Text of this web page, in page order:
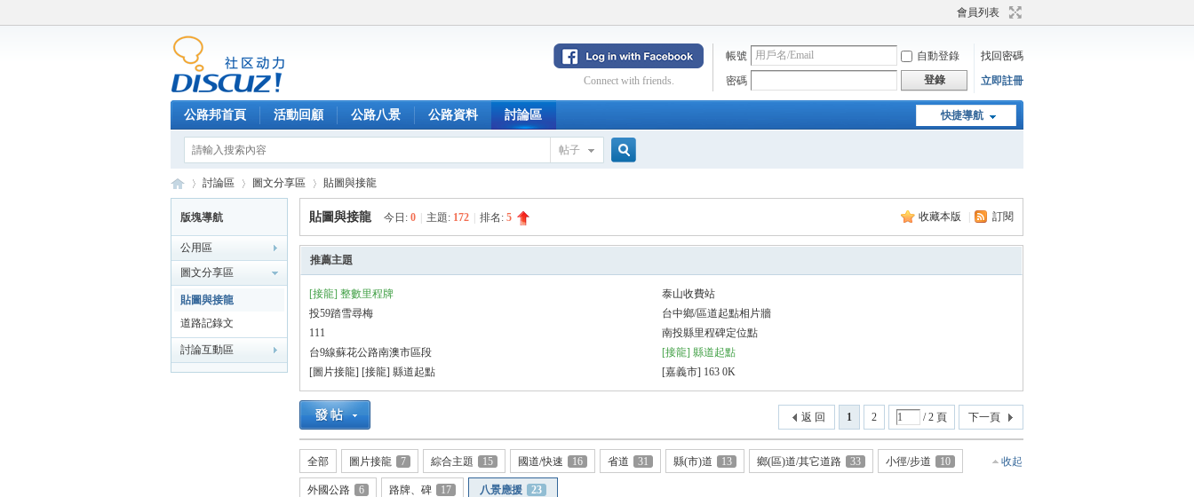
會員列表
帳號 自動登錄
找回密碼
密碼
登錄 立即註冊
Connect with friends.
快捷導航
公路邦首頁 活動回顧 公路八景 公路資料 討論區
帖子
公 »
討論區
›
圖文分享區 貼圖與接龍
版塊導航
公用區
圖文分享區
貼圖與接龍
道路記錄文
討論互動區
收藏本版 訂閱
貼圖與接龍 今日: 0 主題: 172 排名: 5
推薦主題
[接龍] 整數里程牌
泰山收費站
投59踏雪尋梅
台中鄉/區道起點相片牆
111
南投縣里程碑定位點
台9線蘇花公路南澳市區段
[接龍] 縣道起點
[圖片接龍] [接龍] 縣道起點
[嘉義市] 163 0K
1 2 / 2 頁 下一頁
返 回
收起
全部 圖片接龍 7 綜合主題 15 國道/快速 16 省道 31 縣(市)道 13 鄉(區)道/其它道路 33 小徑/步道 10
外國公路 6 路牌、碑 17 八景應援 23